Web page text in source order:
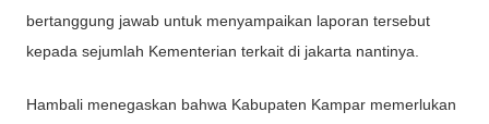
bertanggung jawab untuk menyampaikan laporan tersebut
kepada sejumlah Kementerian terkait di jakarta nantinya.
Hambali menegaskan bahwa Kabupaten Kampar memerlukan